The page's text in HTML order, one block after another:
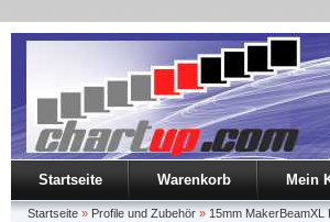
Startseite Warenkorb Mein
Startseite » Profile und Zubehör » 15mm MakerBeamXL